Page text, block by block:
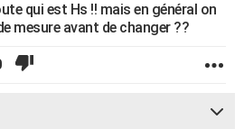
qui est Hs !! mais en général on
mesure avant de changer ??